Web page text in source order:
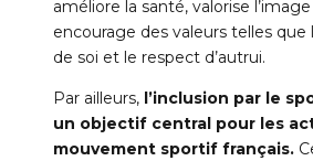
améliore la santé, valorise
encourage des valeurs telles
de soi et le respect d’autrui.
Par ailleurs, l’inclusion par le
un objectif central pour les
mouvement sportif français.